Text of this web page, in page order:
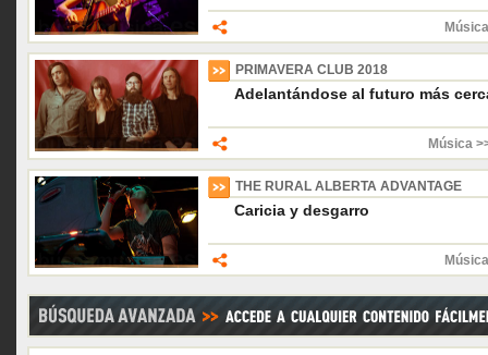
PRIMAVERA CLUB 2018
Adelantándose al futuro más
Música
THE RURAL ALBERTA ADVANTAGE
Caricia y desgarro